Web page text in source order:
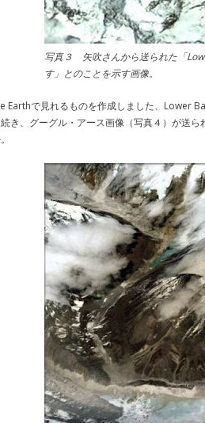
写真３ 矢吹さんから送られた「
す」とのことを示す画像。
Earthで見れるものを作成しました、Lower
き、グーグル・アース画像（写真４）が送